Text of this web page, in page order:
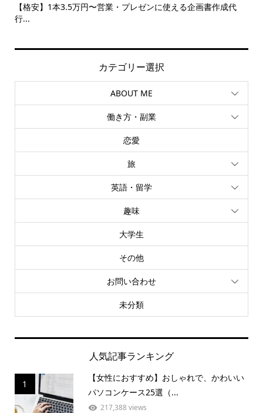
プレゼンに使える企画書作成代
【サービス一覧】広報・企画・
カテゴリー選択
ABOUT ME
働き方・副業
恋愛
旅
英語・留学
趣味
大学生
その他
お問い合わせ
未分類
人気記事ランキング
1
【女性におすすめ】おしゃれで、かわいい
パソコンケース25選（...
217,388 views